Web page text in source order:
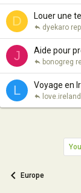
D Louer une
dyekaro
J Aide pour
bonogreg
L Voyage en
love.ireland
Europe